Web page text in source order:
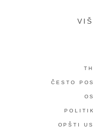
ČESTO
OPŠTI